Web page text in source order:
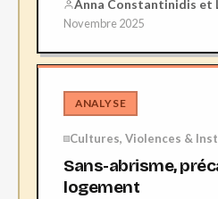
Anna Constantinidis et
Novembre 2025
ANALYSE
Cultures, Violences &
Sans-abrisme,
logement